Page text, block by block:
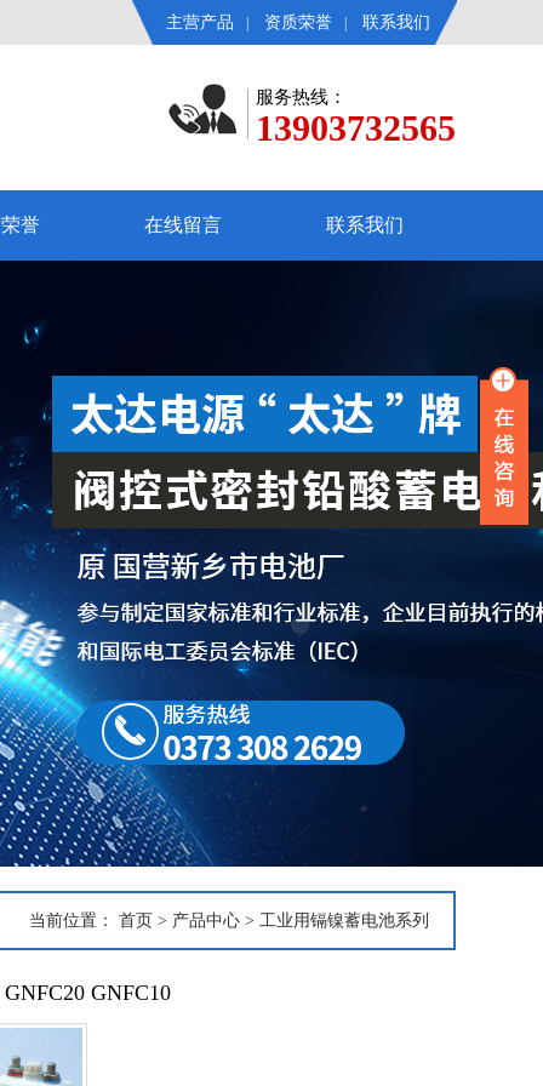
主营产品 资质荣誉 联系我们
服务热线：
13903732565
誉 在线留言 联系我们
当前位置： 首页 > 产品中心 > 工业用镉镍蓄电池系列
GNFC10